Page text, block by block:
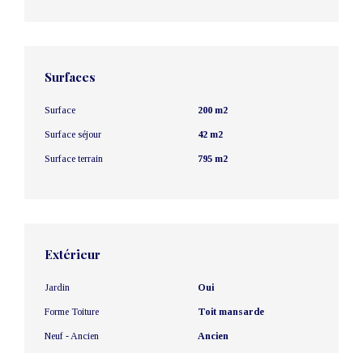
Surfaces
Surface 200 m2
Surface séjour 42 m2
Surface terrain 795 m2
Extérieur
Jardin Oui
Forme Toiture Toit mansarde
Neuf - Ancien Ancien